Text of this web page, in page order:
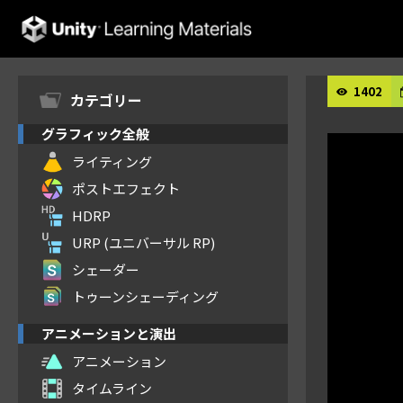
Unity Learning Materials
カテゴリー
グラフィック全般
ライティング
ポストエフェクト
HDRP
URP (ユニバーサル RP)
シェーダー
トゥーンシェーディング
アニメーションと演出
アニメーション
タイムライン
1402